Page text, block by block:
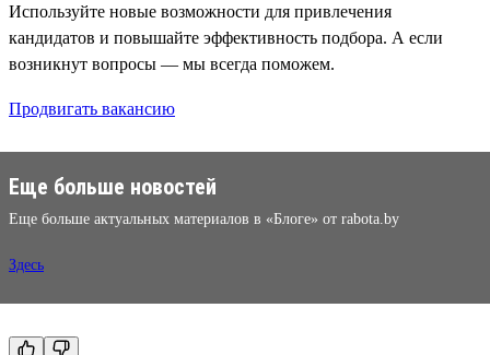
Используйте новые возможности для привлечения
кандидатов и повышайте эффективность подбора. А если
возникнут вопросы — мы всегда поможем.
Продвигать вакансию
Еще больше новостей
Еще больше актуальных материалов в «Блоге» от rabota.by
Здесь